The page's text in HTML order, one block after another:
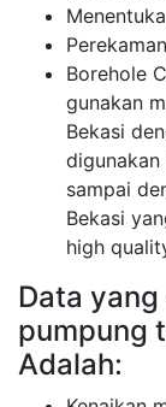
Borehole
gunakan
Bekasi
sampai
Bekasi
high
Data
pumpung
Adalah: